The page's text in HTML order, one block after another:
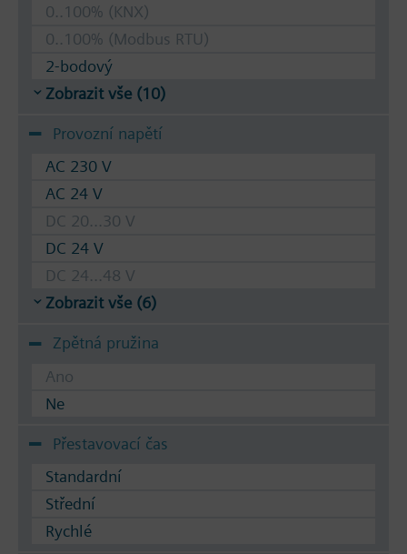
0..100% (KNX)
0..100% (Modbus RTU)
2-bodový
Zobrazit vše (10)
Provozní napětí
AC 230 V
AC 24 V
DC 20...30 V
DC 24 V
DC 24...48 V
Zobrazit vše (6)
Zpětná pružina
Ano
Ne
Přestavovací čas
Standardní
Střední
Rychlé